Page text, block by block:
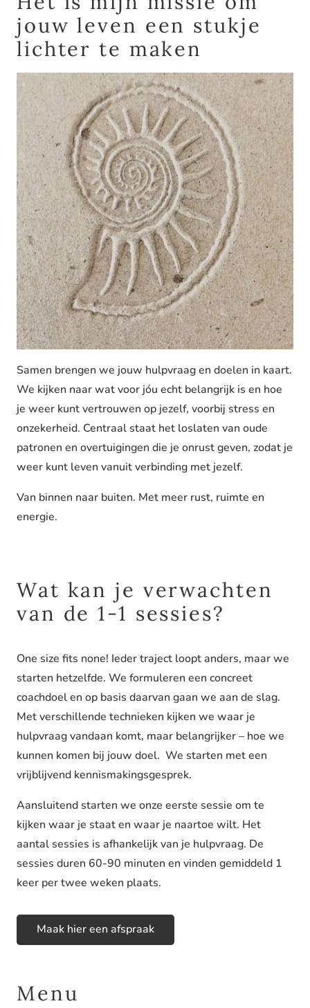
jouw leven een stukje
lichter te maken
Samen brengen we jouw hulpvraag en doelen in kaart.
We kijken naar wat voor jóu echt belangrijk is en hoe
je weer kunt vertrouwen op jezelf, voorbij stress en
onzekerheid. Centraal staat het loslaten van oude
patronen en overtuigingen die je onrust geven, zodat je
weer kunt leven vanuit verbinding met jezelf.
Van binnen naar buiten. Met meer rust, ruimte en
energie.
Wat kan je verwachten
van de 1-1 sessies?
One size fits none! Ieder traject loopt anders, maar we
starten hetzelfde. We formuleren een concreet
coachdoel en op basis daarvan gaan we aan de slag.
Met verschillende technieken kijken we waar je
hulpvraag vandaan komt, maar belangrijker – hoe we
kunnen komen bij jouw doel. We starten met een
vrijblijvend kennismakingsgesprek.
Aansluitend starten we onze eerste sessie om te
kijken waar je staat en waar je naartoe wilt. Het
aantal sessies is afhankelijk van je hulpvraag. De
sessies duren 60-90 minuten en vinden gemiddeld 1
keer per twee weken plaats.
Maak hier een afspraak
Menu